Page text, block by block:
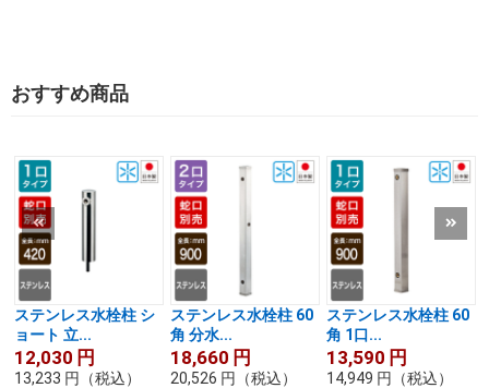
おすすめ商品
ステンレス水栓柱 シ
ョート 立...
12,030 円
13,233 円 （税込）
ステンレス水栓柱 60
角 分水...
18,660 円
20,526 円 （税込）
ステンレス水栓柱 60
角 1口...
13,590 円
14,949 円 （税込）